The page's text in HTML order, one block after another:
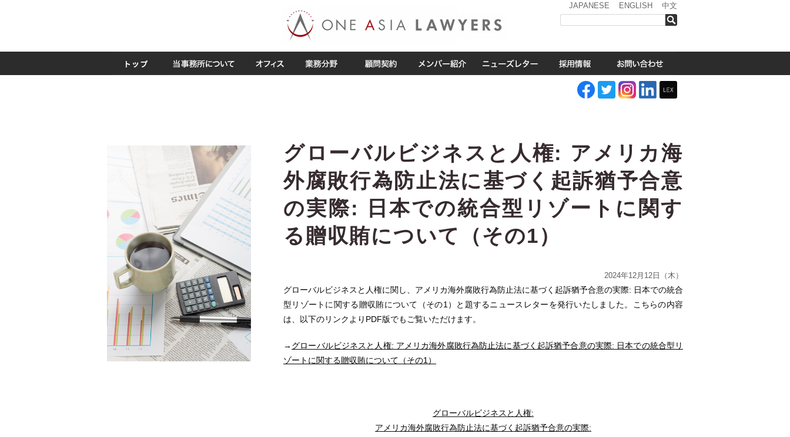
JAPANESE ENGLISH 中文
グローバルビジネスと人権: アメリカ海
外腐敗行為防止法に基づく起訴猶予合意
の実際: 日本での統合型リゾートに関す
る贈収賄について（その1）
2024年12月12日（木）
グローバルビジネスと人権に関し、アメリカ海外腐敗行為防止法に基づく起訴猶予合意の実際: 日本での統合
型リゾートに関する贈収賄について（その1）と題するニュースレターを発行いたしました。こちらの内容
は、以下のリンクよりPDF版でもご覧いただけます。
→ グローバルビジネスと人権: アメリカ海外腐敗行為防止法に基づく起訴猶予合意の実際: 日本での統合型リ
ゾートに関する贈収賄について（その1）
グローバルビジネスと人権:
アメリカ海外腐敗行為防止法に基づく起訴猶予合意の実際: